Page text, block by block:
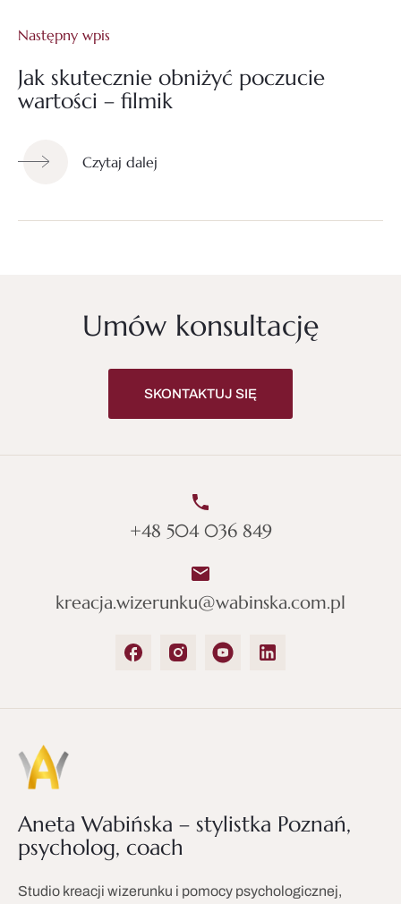
Następny wpis
Jak skutecznie obniżyć poczucie
wartości – filmik
Czytaj dalej
Umów konsultację
SKONTAKTUJ SIĘ
+48 504 036 849
kreacja.wizerunku@wabinska.com.pl
Aneta Wabińska – stylistka Poznań,
psycholog, coach
Studio kreacji wizerunku i pomocy psychologicznej,